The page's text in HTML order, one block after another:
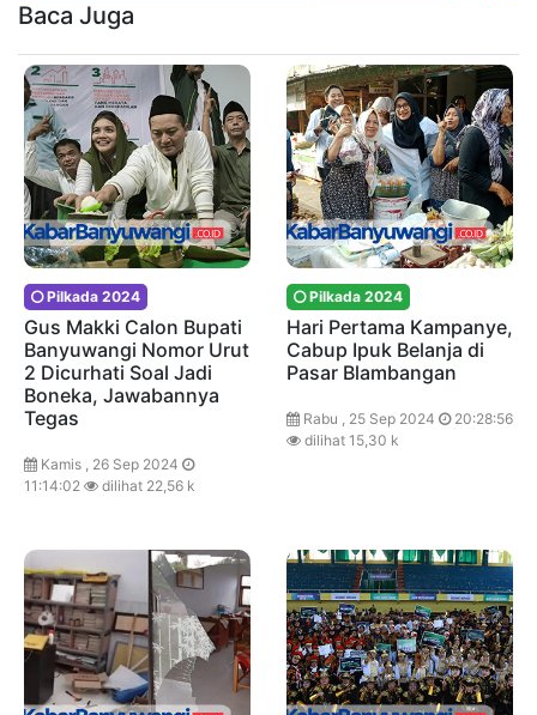
Baca Juga
Pilkada 2024
Gus Makki Calon Bupati
Banyuwangi Nomor Urut
2 Dicurhati Soal Jadi
Boneka, Jawabannya
Tegas
Kamis , 26 Sep 2024
11:14:02
dilihat 22,56 k
Pilkada 2024
Hari Pertama Kampanye,
Cabup Ipuk Belanja di
Pasar Blambangan
Rabu , 25 Sep 2024
20:28:56
dilihat 15,30 k